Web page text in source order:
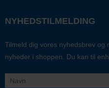
NYHEDSTILMELDING
Tilmeld dig vores nyhedsbrev og
nyheder i shoppen. Du kan til